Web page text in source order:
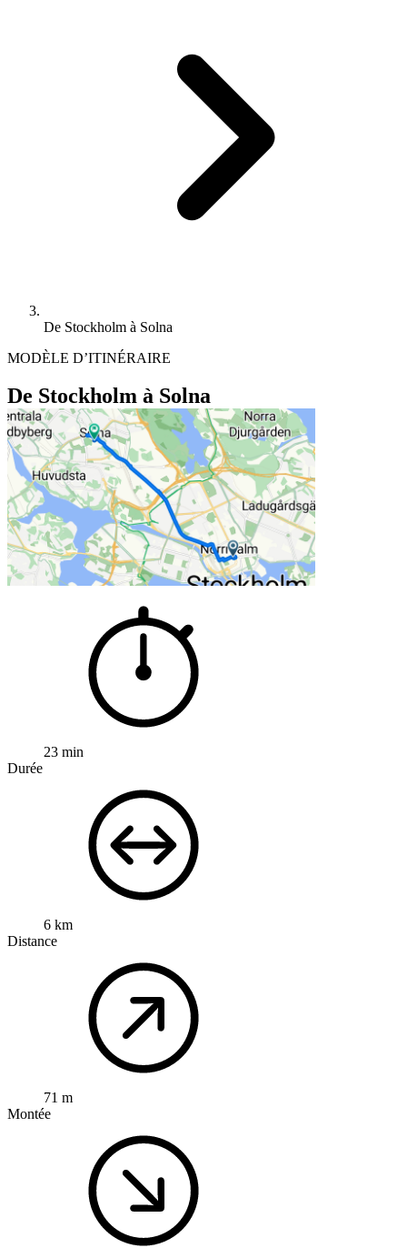
De Stockholm à Solna
MODÈLE D’ITINÉRAIRE
De Stockholm à Solna
23 min
Durée
6 km
Distance
71 m
Montée